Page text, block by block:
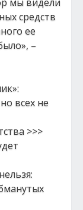
средств
ее
–
всех не
>>>